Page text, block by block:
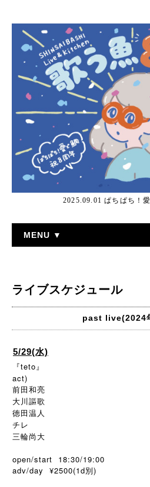
2025.09.01 ぱちぱち！
MENU ▼
ライブスケジュール
past live(2024
5/29(水)
『teto』
act)
前田和亮
大川謳歌
徳田温人
チレ
三輪尚大
open/start 18:30/19:00
adv/day ¥2500(1d別)